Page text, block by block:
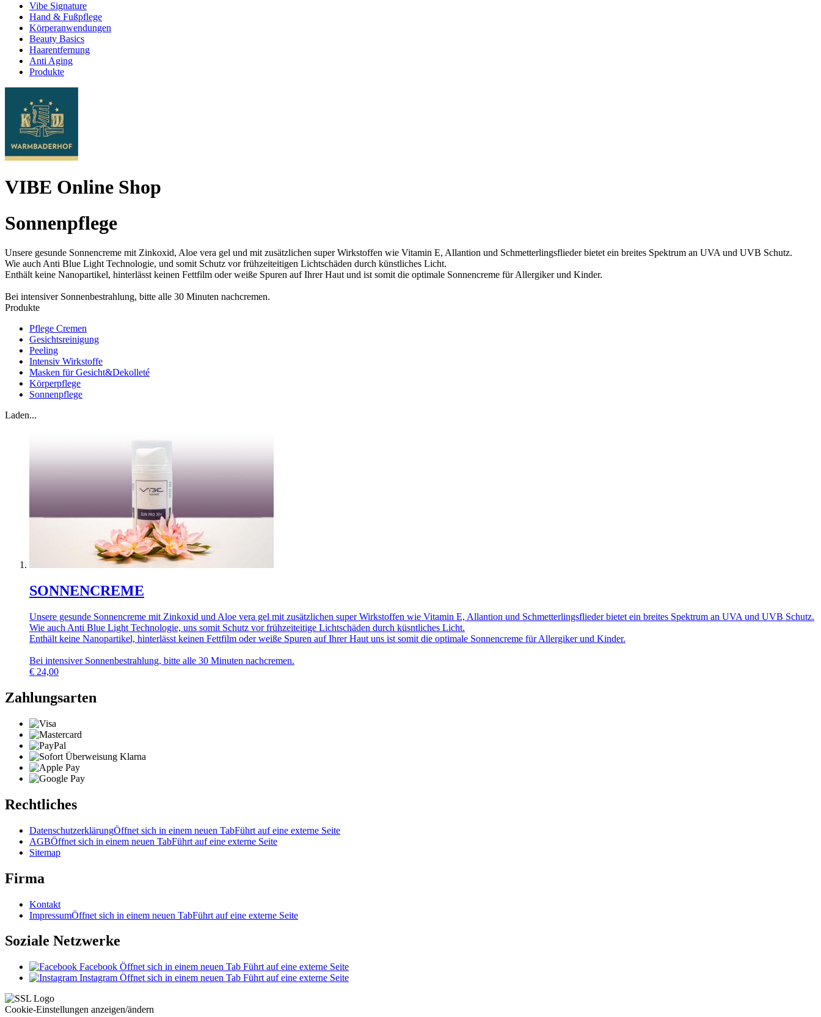
Vibe Signature
Hand & Fußpflege
Körperanwendungen
Beauty Basics
Haarentfernung
Anti Aging
Produkte
VIBE Online Shop
Sonnenpflege
Unsere gesunde Sonnencreme mit Zinkoxid, Aloe vera gel und mit zusätzlichen super Wirkstoffen wie Vitamin E, Allantion und Schmetterlingsflieder bietet ein breites Spektrum an UVA und UVB Schutz.
Wie auch Anti Blue Light Technologie, und somit Schutz vor frühzeiteitigen Lichtschäden durch künstliches Licht.
Enthält keine Nanopartikel, hinterlässt keinen Fettfilm oder weiße Spuren auf Ihrer Haut und ist somit die optimale Sonnencreme für Allergiker und Kinder.
Bei intensiver Sonnenbestrahlung, bitte alle 30 Minuten nachcremen.
Produkte
Pflege Cremen
Gesichtsreinigung
Peeling
Intensiv Wirkstoffe
Masken für Gesicht&Dekolleté
Körperpflege
Sonnenpflege
Laden...
SONNENCREME
Unsere gesunde Sonnencreme mit Zinkoxid und Aloe vera gel mit zusätzlichen super Wirkstoffen wie Vitamin E, Allantion und Schmetterlingsflieder bietet ein breites Spektrum an UVA und UVB Schutz.
Wie auch Anti Blue Light Technologie, uns somit Schutz vor frühzeiteitige Lichtschäden durch küsntliches Licht.
Enthält keine Nanopartikel, hinterlässt keinen Fettfilm oder weiße Spuren auf Ihrer Haut uns ist somit die optimale Sonnencreme für Allergiker und Kinder.
Bei intensiver Sonnenbestrahlung, bitte alle 30 Minuten nachcremen.
€ 24,00
Zahlungsarten
Rechtliches
DatenschutzerklärungÖffnet sich in einem neuen TabFührt auf eine externe Seite
AGBÖffnet sich in einem neuen TabFührt auf eine externe Seite
Sitemap
Firma
Kontakt
ImpressumÖffnet sich in einem neuen TabFührt auf eine externe Seite
Soziale Netzwerke
Facebook Öffnet sich in einem neuen Tab Führt auf eine externe Seite
Instagram Öffnet sich in einem neuen Tab Führt auf eine externe Seite
Cookie-Einstellungen anzeigen/ändern